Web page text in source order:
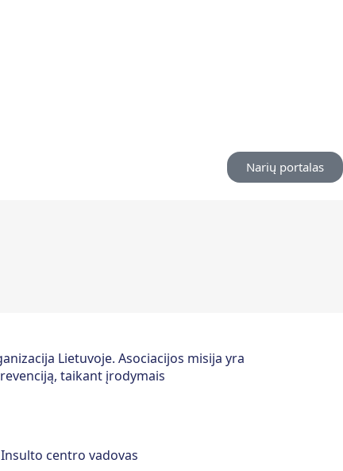
Narių portalas
Lietuvoje. Asociacijos misija yra
taikant įrodymais
centro vadovas